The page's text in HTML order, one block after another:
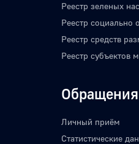
Реестр зеленых
Реестр социально
Реестр средств
Реестр субъектов
Обращения
Личный приём
Статистические